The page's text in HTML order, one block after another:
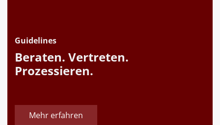
Guidelines
Beraten. Vertreten.
Prozessieren.
Mehr erfahren